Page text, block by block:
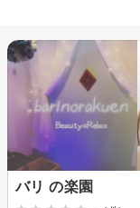
バリ の楽園